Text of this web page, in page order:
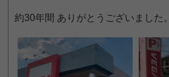
約30年間 ありがとうございました。